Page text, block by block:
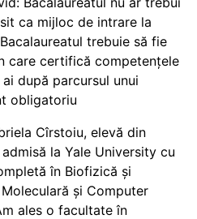
ca mijloc de intrare la
trebuie să fie
care certifică competențele
după parcursul unui
obligatoriu
Cîrstoiu, elevă din
la Yale University cu
în Biofizică și
și Computer
ales o facultate în